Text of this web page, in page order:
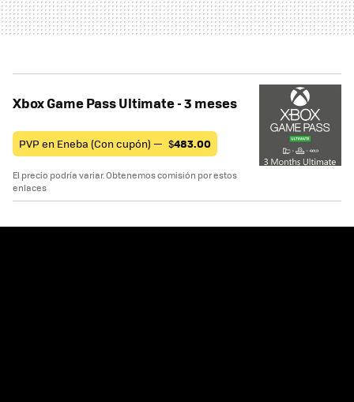
Xbox Game Pass Ultimate - 3 meses
PVP en Eneba (Con cupón) — $483.00
El precio podría variar. Obtenemos comisión por estos
enlaces